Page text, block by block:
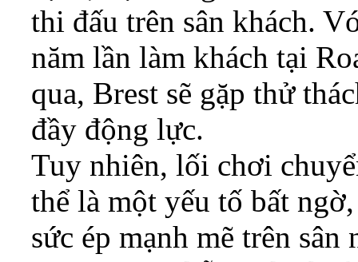
thi đấu trên sân khách.
năm lần làm khách tại
qua, Brest sẽ gặp thử
đầy động lực.
Tuy nhiên, lối chơi
thể là một yếu tố bất
sức ép mạnh mẽ trên